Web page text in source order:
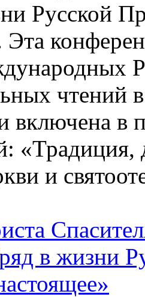
Русской
Эта
чтений
включена в
«Традиция,
и
в жизни